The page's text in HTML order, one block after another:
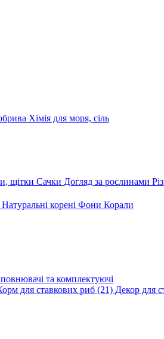
Хімія для моря, сіль
щітки Сачки Догляд за рослинами
Натуральні корені Фони Корали
та комплектуючі
для ставкових риб (21) Декор для